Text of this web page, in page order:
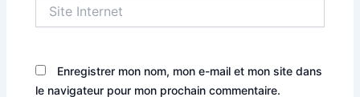
Internet
Enregistrer mon nom, mon e-mail et mon site dans
le navigateur pour mon prochain commentaire.